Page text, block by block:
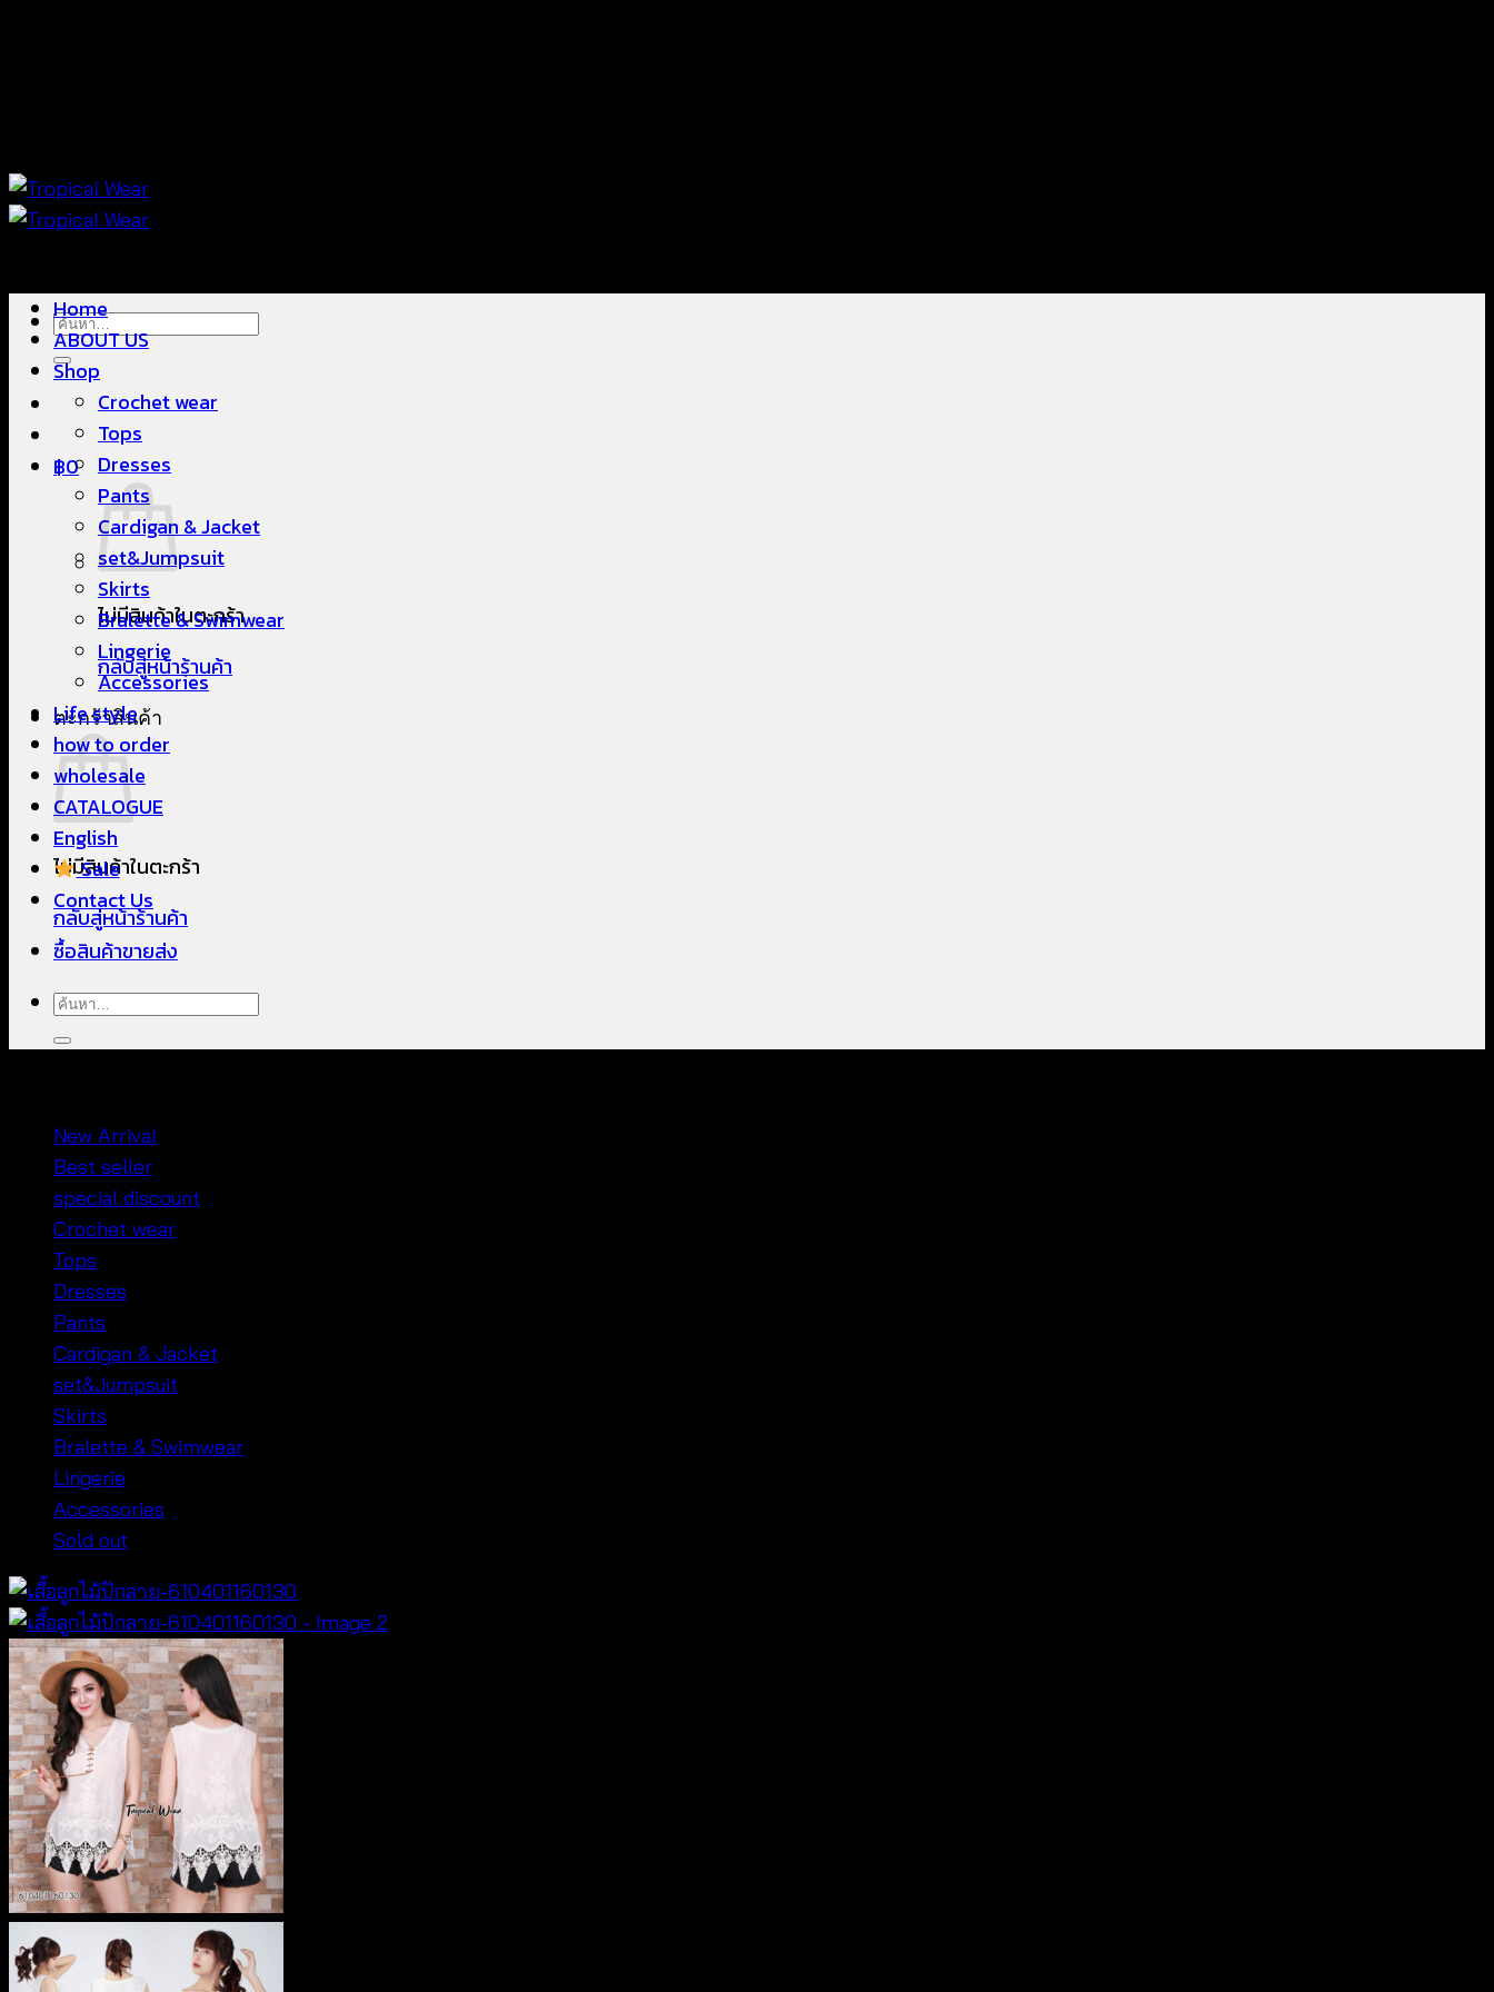
ค้นหา:
฿0
ไม่มีสินค้าในตะกร้า
กลับสู่หน้าร้านค้า
ตะกร้าสินค้า
ไม่มีสินค้าในตะกร้า
กลับสู่หน้าร้านค้า
Home
ABOUT US
Shop
Crochet wear
Tops
Dresses
Pants
Cardigan & Jacket
set&Jumpsuit
Skirts
Bralette & Swimwear
Lingerie
Accessories
Life style
how to order
wholesale
CATALOGUE
English
Sale
Contact Us
ซื้อสินค้าขายส่ง
ค้นหา:
New Arrival
Best seller
special discount
Crochet wear
Tops
Dresses
Pants
Cardigan & Jacket
set&Jumpsuit
Skirts
Bralette & Swimwear
Lingerie
Accessories
Sold out